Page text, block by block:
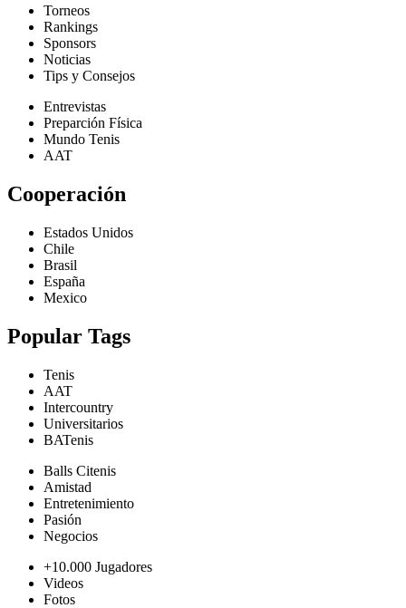
Torneos
Rankings
Sponsors
Noticias
Tips y Consejos
Entrevistas
Preparción Física
Mundo Tenis
AAT
Cooperación
Estados Unidos
Chile
Brasil
España
Mexico
Popular Tags
Tenis
AAT
Intercountry
Universitarios
BATenis
Balls Citenis
Amistad
Entretenimiento
Pasión
Negocios
+10.000 Jugadores
Videos
Fotos